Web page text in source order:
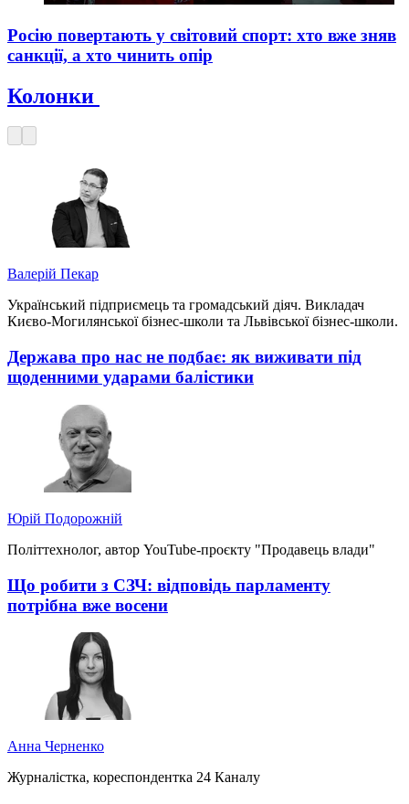
Росію повертають у світовий спорт: хто вже зняв
санкції, а хто чинить опір
Колонки
Валерій Пекар
Український підприємець та громадський діяч. Викладач
Києво-Могилянської бізнес-школи та Львівської бізнес-школи.
Держава про нас не подбає: як виживати під
щоденними ударами балістики
Юрій Подорожній
Політтехнолог, автор YouTube-проєкту "Продавець влади"
Що робити з СЗЧ: відповідь парламенту
потрібна вже восени
Анна Черненко
Журналістка, кореспондентка 24 Каналу